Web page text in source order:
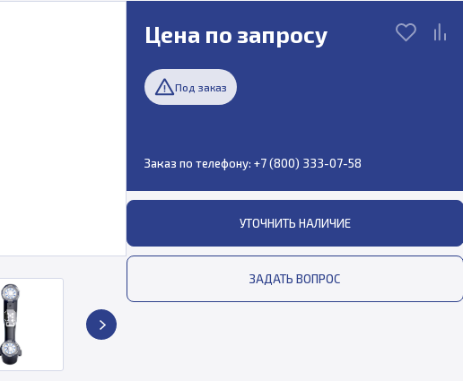
Цена по запросу
Под заказ
Заказ по телефону: +7 (800) 333-07-58
УТОЧНИТЬ НАЛИЧИЕ
ЗАДАТЬ ВОПРОС